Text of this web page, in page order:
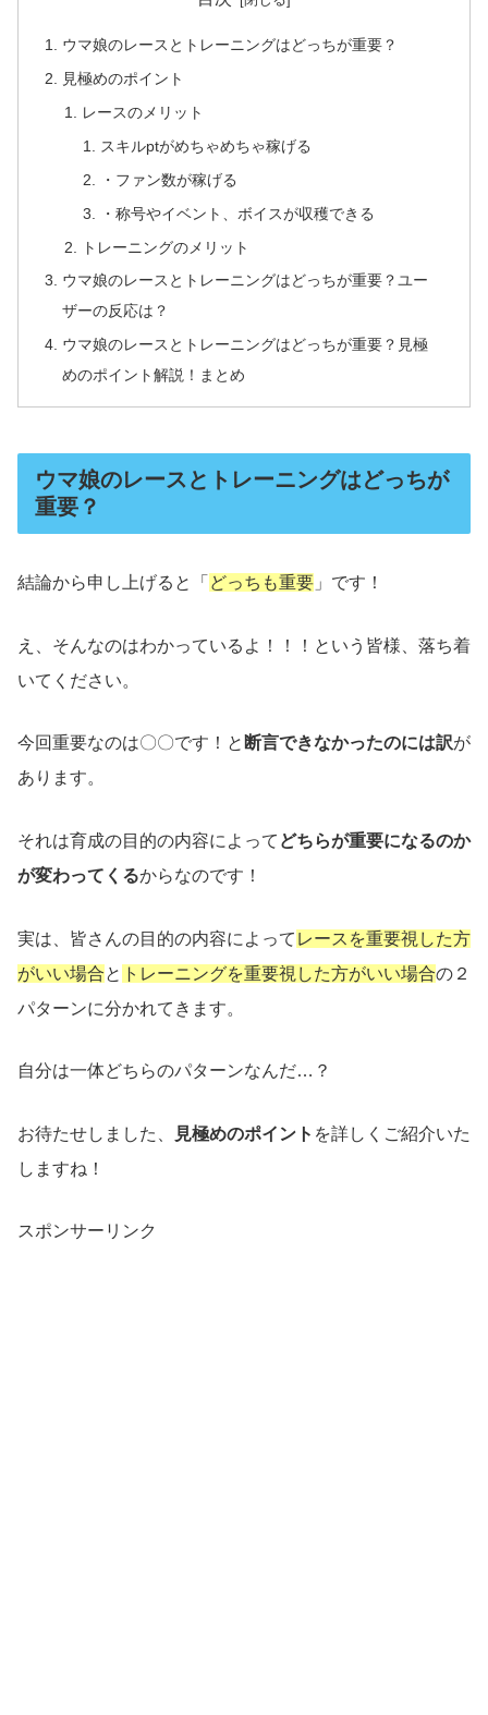
ウマ娘のレースとトレーニングはどっちが重要？
見極めのポイント
レースのメリット
スキルptがめちゃめちゃ稼げる
・ファン数が稼げる
・称号やイベント、ボイスが収穫できる
トレーニングのメリット
ウマ娘のレースとトレーニングはどっちが重要？ユー
ザーの反応は？
ウマ娘のレースとトレーニングはどっちが重要？見極
めのポイント解説！まとめ
ウマ娘のレースとトレーニングはどっちが
重要？
結論から申し上げると「 どっちも重要 」です！
え、そんなのはわかっているよ！！！という皆様、落ち着
いてください。
今回重要なのは〇〇です！と 断言できなかったのには訳が
あります。
それは育成の目的の内容によって どちらが重要になるのか
が変わってくるからなのです！
実は、皆さんの目的の内容によって レースを重要視した方
がいい場合と トレーニングを重要視した方がいい場合の２
パターンに分かれてきます。
自分は一体どちらのパターンなんだ…？
お待たせしました、 見極めのポイント を詳しくご紹介いた
しますね！
スポンサーリンク